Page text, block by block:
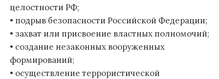
целостности РФ;
• подрыв безопасности Российской Федерации;
• захват или присвоение властных полномочий;
• создание незаконных вооруженных
формирований;
• осуществление террористической